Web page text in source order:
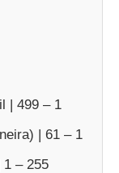
| 499 – 1
| 61 – 1
1 – 255